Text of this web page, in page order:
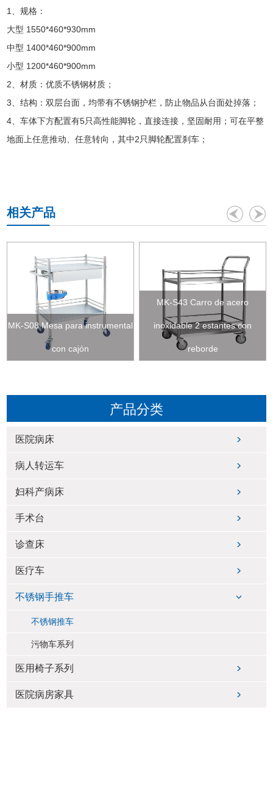
1、规格：
大型 1550*460*930mm
中型 1400*460*900mm
小型 1200*460*900mm
2、材质：优质不锈钢材质；
3、结构：双层台面，均带有不锈钢护栏，防止物品从台面处掉落；
4、车体下方配置有5只高性能脚轮，直接连接，坚固耐用；可在平整
地面上任意推动、任意转向，其中2只脚轮配置刹车；
相关产品
MK-S08 Mesa para instrumental
con cajón
MK-S43 Carro de acero
inoxidable 2 estantes con
reborde
产品分类
医院病床
病人转运车
妇科产病床
手术台
诊查床
医疗车
不锈钢手推车
不锈钢推车
污物车系列
医用椅子系列
医院病房家具